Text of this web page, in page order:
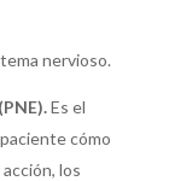
nervioso.
Es el
cómo
los